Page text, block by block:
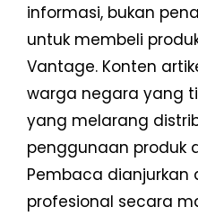
informasi, bukan
untuk membeli
Vantage. Konten
warga negara yang
yang melarang
penggunaan produk
Pembaca dianjurkan
profesional secara